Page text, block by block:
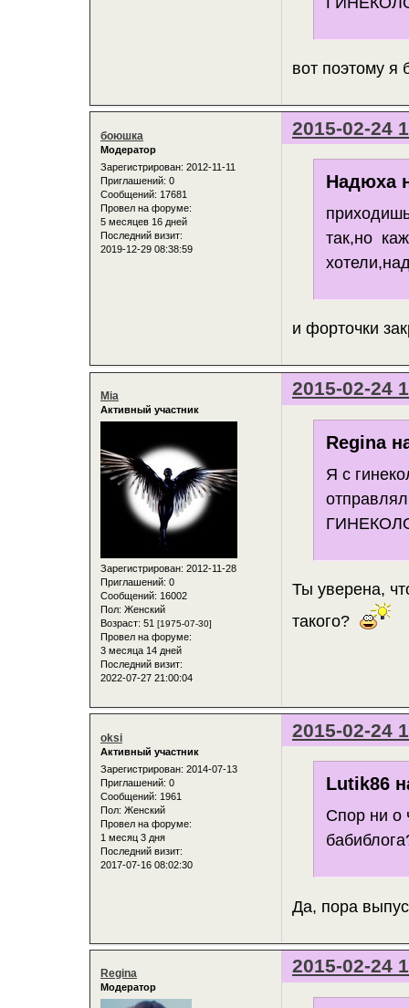
вот поэтому я
2015-02-24
боюшка
Модератор
Зарегистрирован: 2012-11-11
Приглашений: 0
Сообщений: 17681
Провел на форуме:
5 месяцев 16 дней
Последний визит:
2019-12-29 08:38:59
Надюха
так,но
и форточки
2015-02-24
Mia
Активный участник
Зарегистрирован: 2012-11-28
Приглашений: 0
Сообщений: 16002
Пол: Женский
Возраст: 51 [1975-07-30]
Провел на форуме:
3 месяца 14 дней
Последний визит:
2022-07-27 21:00:04
Regina
Я с
Ты уверена,
такого?
2015-02-24
oksi
Активный участник
Зарегистрирован: 2014-07-13
Приглашений: 0
Сообщений: 1961
Пол: Женский
Провел на форуме:
1 месяц 3 дня
Последний визит:
2017-07-16 08:02:30
Lutik86
Спор ни о
Да, пора
2015-02-24
Regina
Модератор